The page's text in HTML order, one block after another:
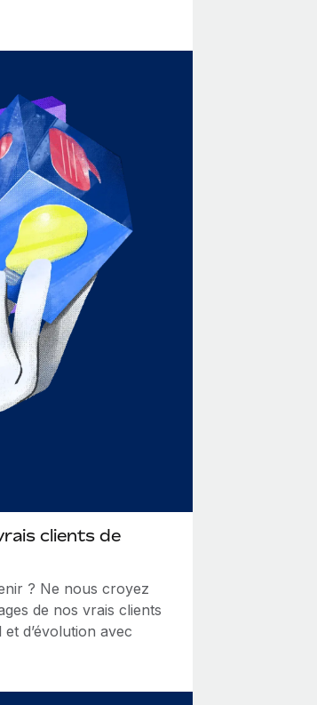
clients de
? Ne nous croyez
de nos vrais clients
d’évolution avec